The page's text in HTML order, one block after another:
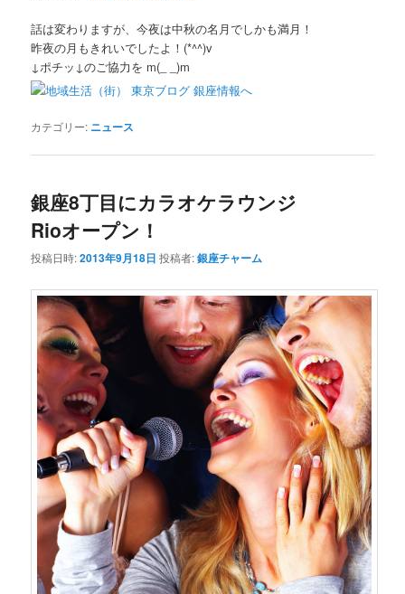
話は変わりますが、今夜は中秋の名月でしかも満月！
昨夜の月もきれいでしたよ！(*^^)v
↓ポチッ↓のご協力を m(_ _)m
カテゴリー: ニュース
銀座8丁目にカラオケラウンジ
Rioオープン！
投稿日時:2013年9月18日 投稿者:銀座チャーム